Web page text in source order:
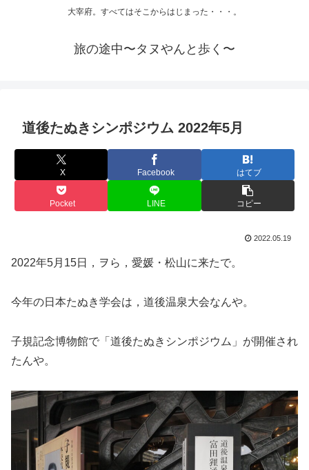
大宰府。すべてはそこからはじまった・・・。
旅の途中〜タヌやんと歩く〜
道後たぬきシンポジウム 2022年5月
X Facebook はてブ
Pocket LINE コピー
2022.05.19
2022年5月15日，ヲら，愛媛・松山に来たで。
今年の日本たぬき学会は，道後温泉大会なんや。
子規記念博物館で「道後たぬきシンポジウム」が開催され
たんや。